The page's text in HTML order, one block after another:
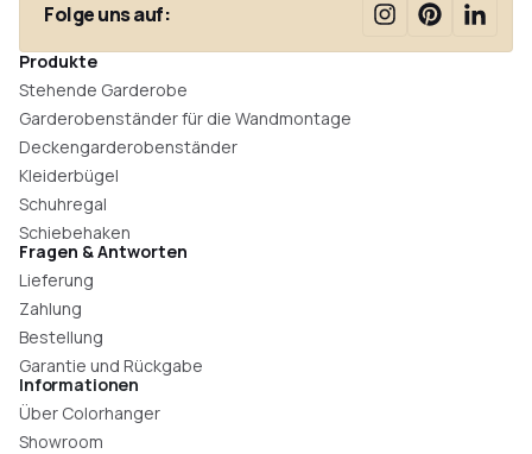
Folge uns auf:
Produkte
Stehende Garderobe
Garderobenständer für die Wandmontage
Deckengarderobenständer
Kleiderbügel
Schuhregal
Schiebehaken
Fragen & Antworten
Lieferung
Zahlung
Bestellung
Garantie und Rückgabe
Informationen
Über Colorhanger
Showroom